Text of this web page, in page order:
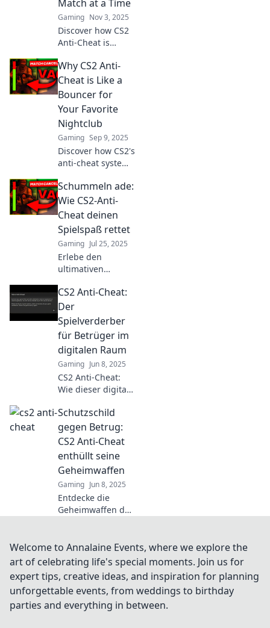
Match at a Time
Gaming Nov 3, 2025
Discover how CS2
Anti-Cheat is
gameplay and
ensuring fair
matches. Join the
fight against
cheats and enjoy a
cleaner gaming
experience!
Why CS2 Anti-
Cheat is Like a
Bouncer for
Your Favorite
Nightclub
Gaming Sep 9, 2025
Discover how CS2's
anti-cheat system
nightclub bouncer,
ensuring a fair
game and keeping
unwanted guests
away!
Schummeln ade:
Wie CS2-Anti-
Cheat deinen
Spielspaß rettet
Gaming Jul 25, 2025
Erlebe den
ultimativen
Cheat-Stress!
Entdecke, wie CS2-
Anti-Cheat für
Fairness und
packende Matches
sorgt.
CS2 Anti-Cheat:
Der
Spielverderber
für Betrüger im
digitalen Raum
Gaming Jun 8, 2025
CS2 Anti-Cheat:
Wie dieser digitale
Betrüger aus dem
Spiel wirft und für
Fairness sorgt!
Entdecke die
Hintergründe!
Schutzschild
gegen Betrug:
CS2 Anti-Cheat
enthüllt seine
Geheimwaffen
Gaming Jun 8, 2025
Entdecke die
Geheimwaffen des
Betrug und
verbessere dein
Spielerlebnis –
lass dir das nicht
entgehen!
Welcome to Annalaine Events, where we explore the
art of celebrating life's special moments. Join us for
expert tips, creative ideas, and inspiration for planning
unforgettable events, from weddings to birthday
parties and everything in between.